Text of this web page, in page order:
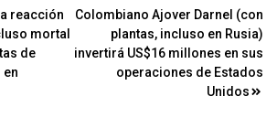
reacción
mortal
de
Colombiano Ajover Darnel (con
plantas, incluso en Rusia)
invertirá US$16 millones en sus
operaciones de Estados
Unidos